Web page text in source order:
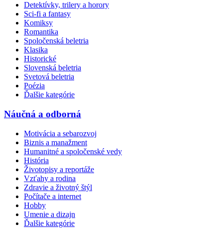
Detektívky, trilery a horory
Sci-fi a fantasy
Komiksy
Romantika
Spoločenská beletria
Klasika
Historické
Slovenská beletria
Svetová beletria
Poézia
Ďalšie kategórie
Náučná a odborná
Motivácia a sebarozvoj
Biznis a manažment
Humanitné a spoločenské vedy
História
Životopisy a reportáže
Vzťahy a rodina
Zdravie a životný štýl
Počítače a internet
Hobby
Umenie a dizajn
Ďalšie kategórie